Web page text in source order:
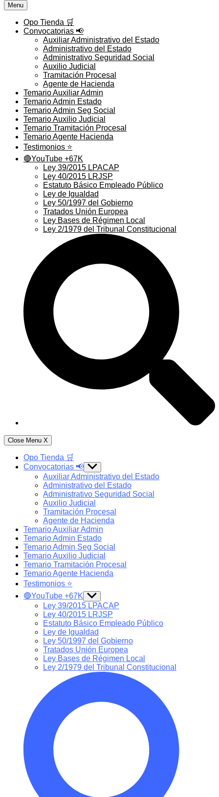
Menu
Opo Tienda 🛒
Convocatorias 📢
Auxiliar Administrativo del Estado
Administrativo del Estado
Administrativo Seguridad Social
Auxilio Judicial
Tramitación Procesal
Agente de Hacienda
Temario Auxiliar Admin
Temario Admin Estado
Temario Admin Seg Social
Temario Auxilio Judicial
Temario Tramitación Procesal
Temario Agente Hacienda
Testimonios ⭐️
🔴YouTube +67K
Ley 39/2015 LPACAP
Ley 40/2015 LRJSP
Estatuto Básico Empleado Público
Ley de Igualdad
Ley 50/1997 del Gobierno
Tratados Unión Europea
Ley Bases de Régimen Local
Ley 2/1979 del Tribunal Constitucional
Close Menu X
Opo Tienda 🛒
Convocatorias 📢 Show
sub
menu
Auxiliar Administrativo del Estado
Administrativo del Estado
Administrativo Seguridad Social
Auxilio Judicial
Tramitación Procesal
Agente de Hacienda
Temario Auxiliar Admin
Temario Admin Estado
Temario Admin Seg Social
Temario Auxilio Judicial
Temario Tramitación Procesal
Temario Agente Hacienda
Testimonios ⭐️
🔴YouTube +67K Show
sub
menu
Ley 39/2015 LPACAP
Ley 40/2015 LRJSP
Estatuto Básico Empleado Público
Ley de Igualdad
Ley 50/1997 del Gobierno
Tratados Unión Europea
Ley Bases de Régimen Local
Ley 2/1979 del Tribunal Constitucional